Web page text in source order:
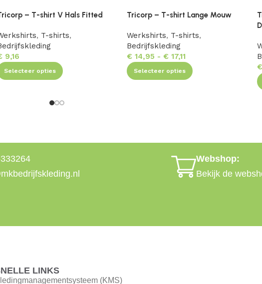
– T-shirt V Hals Fitted
, T-shirts,
9,16
Selecteer opties
Tricorp – T-shirt Lange Mouw
Werkshirts, T-shirts,
Bedrijfskleding
€ 14,95 - € 17,11
Selecteer opties
€
Webshop:
Bekijk de
LINKS
(KMS)